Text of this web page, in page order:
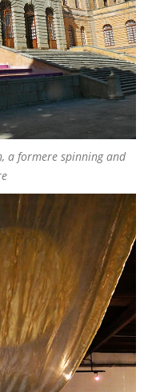
a formere spinning and